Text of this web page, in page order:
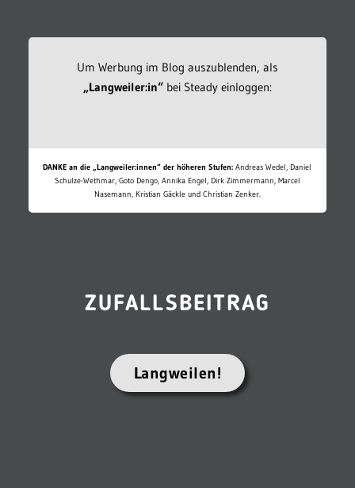
Um Werbung im Blog auszublenden, als
„Langweiler:in“bei Steady einloggen:
DANKE an die „Langweiler:innen“ der höheren Stufen: Andreas Wedel, Daniel
Schulze-Wethmar, Goto Dengo, Annika Engel, Dirk Zimmermann, Marcel
Nasemann, Kristian Gäckle und Christian Zenker.
ZUFALLSBEITRAG
Langweilen!